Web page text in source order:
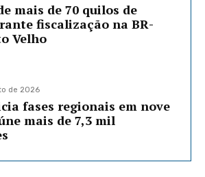
mais de 70 quilos de
fiscalização na BR-
Velho
de 2026
fases regionais em nove
mais de 7,3 mil